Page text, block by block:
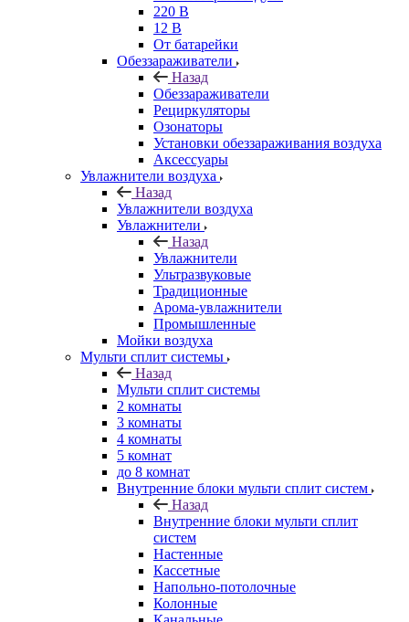
220 В
12 В
От батарейки
Обеззараживатели
Назад
Обеззараживатели
Рециркуляторы
Озонаторы
Установки обеззараживания воздуха
Аксессуары
Увлажнители воздуха
Назад
Увлажнители воздуха
Увлажнители
Назад
Увлажнители
Ультразвуковые
Традиционные
Арома-увлажнители
Промышленные
Мойки воздуха
Мульти сплит системы
Назад
Мульти сплит системы
2 комнаты
3 комнаты
4 комнаты
5 комнат
до 8 комнат
Внутренние блоки мульти сплит систем
Назад
Внутренние блоки мульти сплит
систем
Настенные
Кассетные
Напольно-потолочные
Колонные